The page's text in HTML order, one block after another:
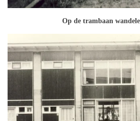
Op de trambaan